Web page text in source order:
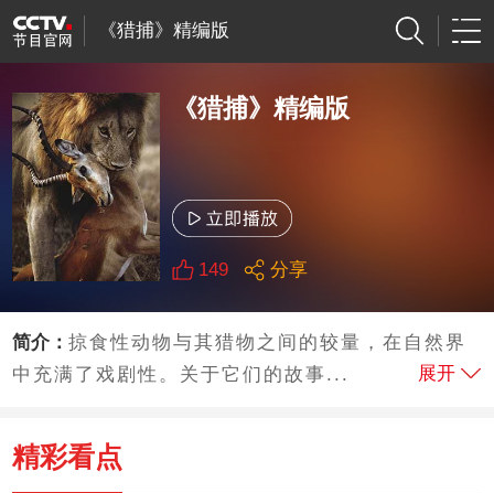
《猎捕》精编版
《猎捕》精编版
149 分享
简介：掠食性动物与其猎物之间的较量，在自然界
中充满了戏剧性。关于它们的故事...
展开
精彩看点